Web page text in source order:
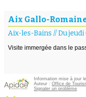
Aix Gallo-
Aix-les-Bains //Du jeudi
Visite immergée dans le
Information mise à jour
Auteur : Office de
Signaler un problème